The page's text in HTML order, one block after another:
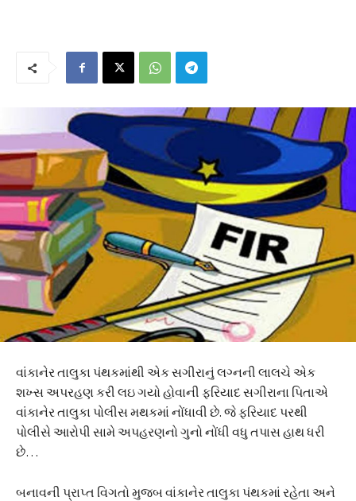
વાંકાનેર તાલુકા પંથકમાંથી એક સગીરાનું લગ્નની લાલચે એક
શખ્સ અપરહણ કરી લઇ ગયો હોવાની ફરિયાદ સગીરાના પિતાએ
વાંકાનેર તાલુકા પોલીસ મથકમાં નોંધાવી છે. જે ફરિયાદ પરથી
પોલીસે આરોપી સામે અપહરણનો ગુનો નોંધી વધુ તપાસ હાથ ધરી
છે…
બનાવની પ્રાપ્ત વિગતો મુજબ વાંકાનેર તાલુકા પંથકમાં રહેતા અને